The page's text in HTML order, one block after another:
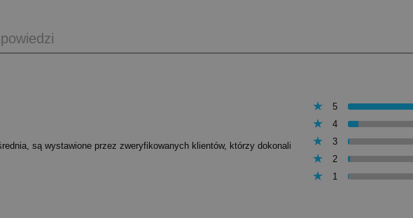
są wystawione przez zweryfikowanych klientów, którzy dokonali
5
4
3
2
1